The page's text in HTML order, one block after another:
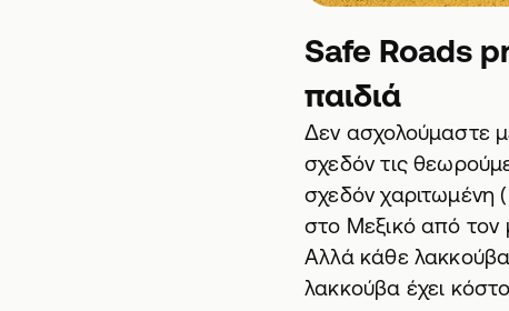
Safe Roads
παιδιά
Δεν ασχολούμαστε
σχεδόν τις
σχεδόν χαριτωμένη
στο Μεξικό από τον
Αλλά κάθε λακκούβα
λακκούβα έχει